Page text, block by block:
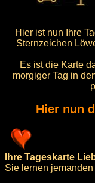
Hier ist nun Ihre
Sternzeichen
Es ist die Karte
morgiger Tag in
Hier nun
Ihre Tageskarte
Sie lernen